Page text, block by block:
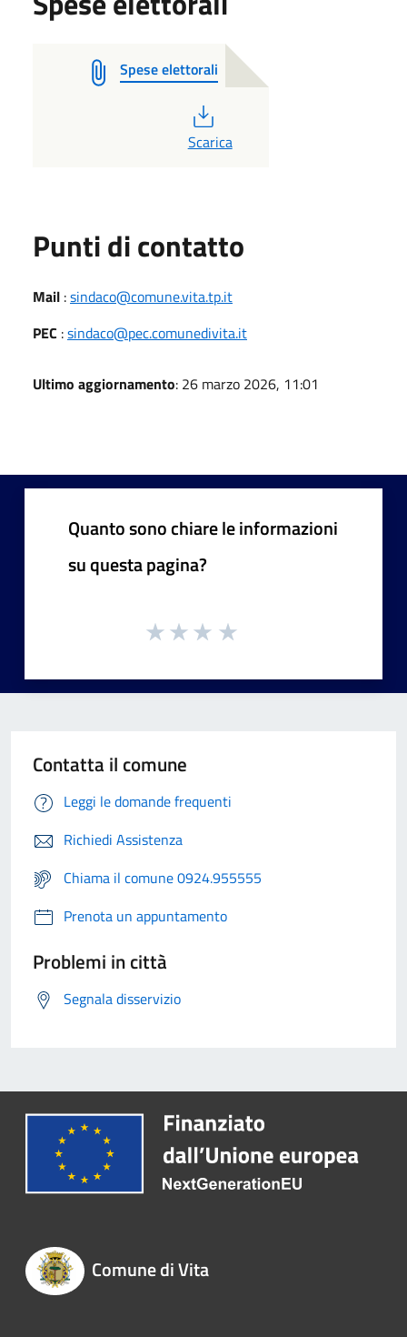
Spese elettorali
PDF
Scarica
Punti di contatto
Mail :sindaco@comune.vita.tp.it
PEC :sindaco@pec.comunedivita.it
Ultimo aggiornamento: 26 marzo 2026, 11:01
Quanto sono chiare le informazioni
su questa pagina?
Contatta il comune
Leggi le domande frequenti
Richiedi Assistenza
Chiama il comune 0924.955555
Prenota un appuntamento
Problemi in città
Segnala disservizio
Comune di Vita